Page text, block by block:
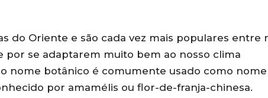
do Oriente e são cada vez mais populares entre
se adaptarem muito bem ao nosso clima
nome botânico é comumente usado como nome
por amamélis ou flor-de-franja-chinesa.